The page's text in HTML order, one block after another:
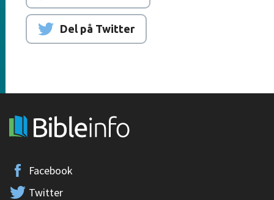
Del på Twitter
Facebook
Twitter